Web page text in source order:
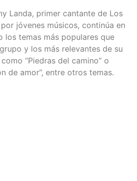
Landa, primer cantante de Los
jóvenes músicos, continúa en
los temas más populares que
y los más relevantes de su
“Piedras del camino” o
de amor”, entre otros temas.